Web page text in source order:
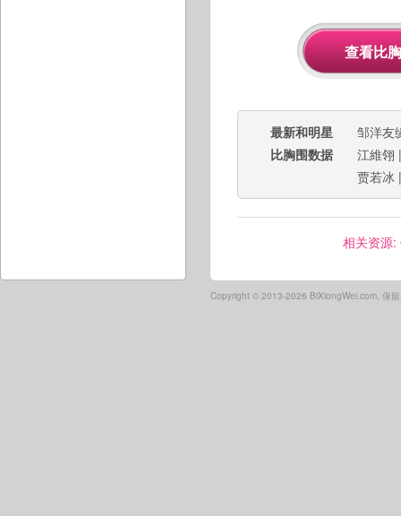
最新和明星
比胸围数据
邹洋友
江維翎
贾若冰
相关资源:
Copyright © 2013-2026 BiXiongWei.com, 保